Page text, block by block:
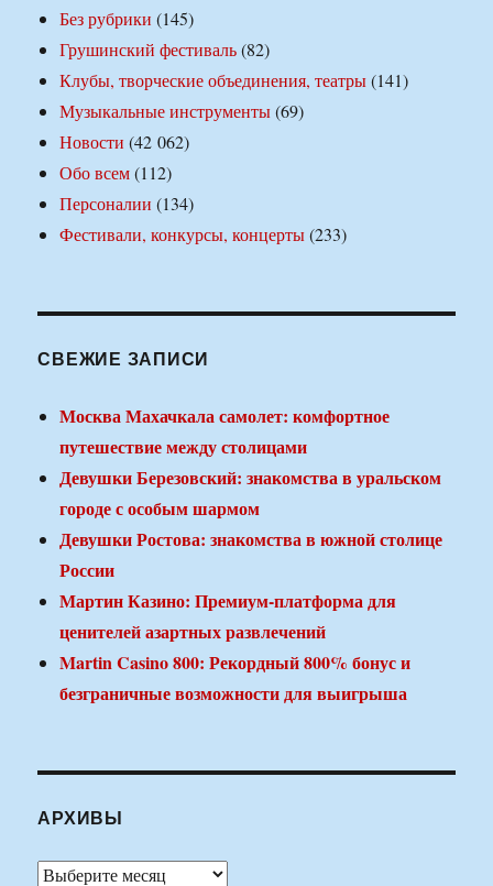
Без рубрики (145)
Грушинский фестиваль(82)
Клубы, творческие объединения, театры(141)
Музыкальные инструменты(69)
Новости (42 062)
Обо всем(112)
Персоналии (134)
Фестивали, конкурсы, концерты(233)
СВЕЖИЕ ЗАПИСИ
Москва Махачкала самолет: комфортное
путешествие между столицами
Девушки Березовский: знакомства в уральском
городе с особым шармом
Девушки Ростова: знакомства в южной столице
России
Мартин Казино: Премиум-платформа для
ценителей азартных развлечений
Martin Casino 800: Рекордный 800% бонус и
безграничные возможности для выигрыша
АРХИВЫ
Архивы